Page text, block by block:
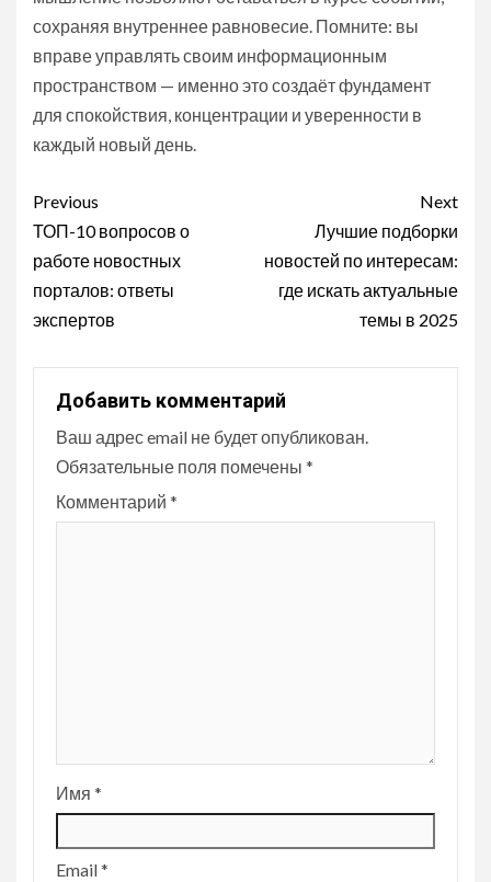
сохраняя внутреннее равновесие. Помните: вы
вправе управлять своим информационным
пространством — именно это создаёт фундамент
для спокойствия, концентрации и уверенности в
каждый новый день.
Continue
Reading
Previous
ТОП-10 вопросов о
работе новостных
порталов: ответы
экспертов
Next
Лучшие подборки
новостей по интересам:
где искать актуальные
темы в 2025
Добавить комментарий
Ваш адрес email не будет опубликован.
Обязательные поля помечены *
Комментарий *
Имя *
Email*